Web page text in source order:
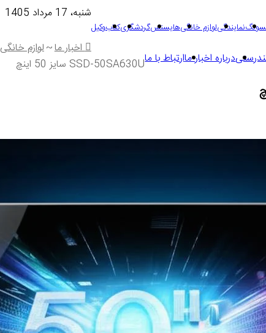
نمایندگیلوازم خانگیهایسنسگردشگریکتابوکیل
شنبه، 17 مرداد 1405
درباره اخبار ماارتباط با ما
اخبار ما~لوازم خانگی
SSD-50SA630U سایز 50 اینچ